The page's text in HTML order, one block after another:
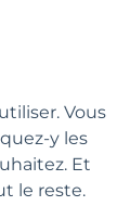
Vous
y les
Et
le reste.